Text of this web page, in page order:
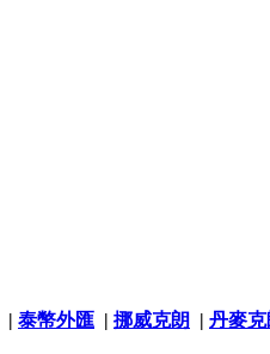
| 泰幣外匯 | 挪威克朗 | 丹麥克